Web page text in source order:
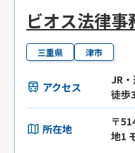
ビオス法律事
三重県 津市
アクセス
JR
徒歩
所在地
〒
地1